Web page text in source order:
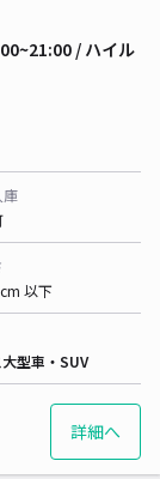
/ ハイル
庫
以下
大型車・SUV
詳細へ